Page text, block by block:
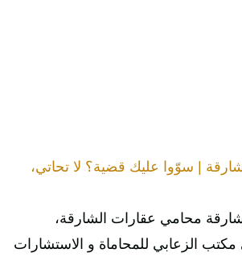
| سوّوا عليك قضية؟ لا تحاتي،
محامي عقارات الشارقة،
الزعابي للمحاماة و الاستشارات